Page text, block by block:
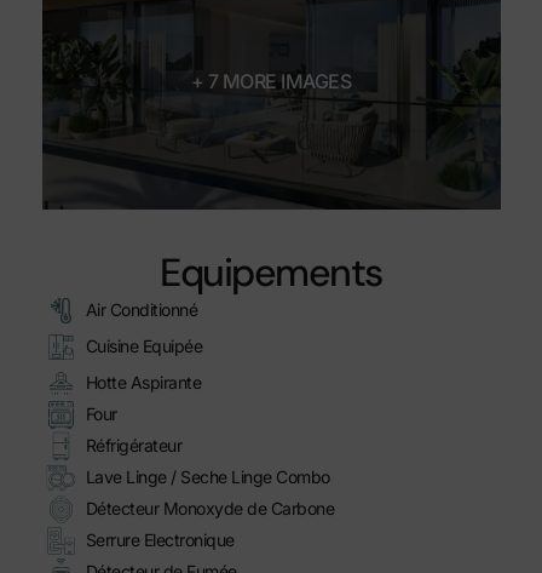
+ 7 MORE IMAGES
Equipements
Air Conditionné
Cuisine Equipée
Hotte Aspirante
Four
Réfrigérateur
Lave Linge / Seche Linge Combo
Détecteur Monoxyde de Carbone
Serrure Electronique